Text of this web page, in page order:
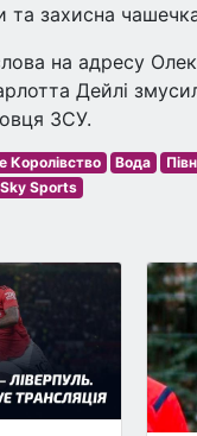
та захисна
на адресу
Дейлі
ЗСУ.
Королівство Вода
Sky Sports